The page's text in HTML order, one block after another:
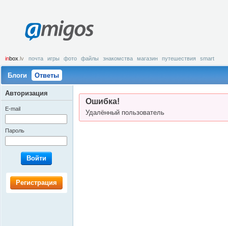
amigos
inbox .lv почта игры фото файлы знакомства магазин путешествия smart
Блоги Ответы
Ошибка!
Удалённый пользователь
Авторизация
E-mail
Пароль
Войти
Регистрация